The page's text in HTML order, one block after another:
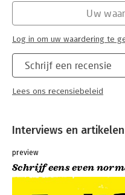
Schrijf een recensie
Lees ons recensiebeleid
Uw
Log in om uw waardering te
Interviews en artikelen
preview
Schrijf eens even